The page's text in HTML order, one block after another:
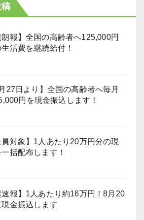
朗報】全国の高齢者へ125,000円
活費を継続給付！
月27日より】全国の高齢者へ毎月
円を現金振込します！
員対象】1人あたり20万円分の現
括配布します！
速報】1人あたり約16万円！8月20
現金振込します